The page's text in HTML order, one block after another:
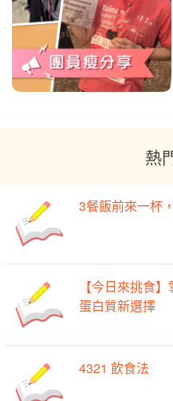
熱
3餐飯前來一杯
【今日來挑食
蛋白質新選擇
4321 飲食法